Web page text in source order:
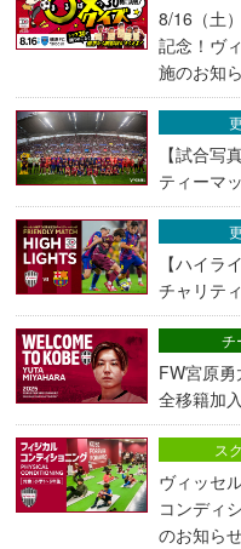
8/16（土
記念！ヴ
施のお知
【試合写
ティーマ
【ハイラ
チャリテ
FW宮原
全移籍加
チ
ヴィッセ
コンディ
のお知ら
ス